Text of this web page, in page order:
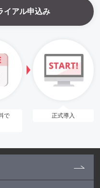
イアル申込み
で
正式導入